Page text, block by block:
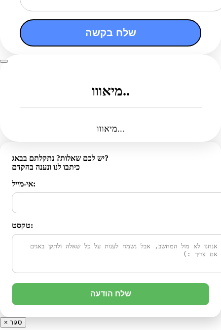
שלח בקשה
מיאווו..
מיאווו...
יש לכם שאלות? נתקלתם בבאג?
כיתבו לנו ונענה בהקדם
אי-מייל:
טקסט:
שלח הודעה
× סגור